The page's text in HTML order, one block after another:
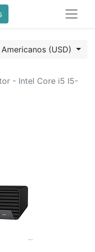
(USD)
- Intel Core i5 I5-